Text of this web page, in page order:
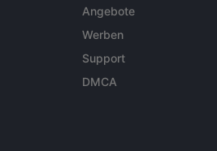
Angebote
Werben
Support
DMCA